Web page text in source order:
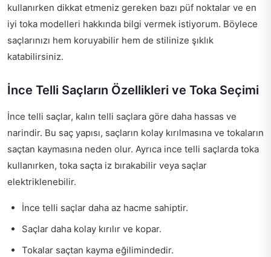
kullanırken dikkat etmeniz gereken bazı püf noktalar ve en
iyi toka modelleri hakkında bilgi vermek istiyorum. Böylece
saçlarınızı hem koruyabilir hem de stilinize şıklık
katabilirsiniz.
İnce Telli Saçların Özellikleri ve Toka Seçimi
İnce telli saçlar, kalın telli saçlara göre daha hassas ve
narindir. Bu saç yapısı, saçların kolay kırılmasına ve tokaların
saçtan kaymasına neden olur. Ayrıca ince telli saçlarda toka
kullanırken, toka saçta iz bırakabilir veya saçlar
elektriklenebilir.
İnce telli saçlar daha az hacme sahiptir.
Saçlar daha kolay kırılır ve kopar.
Tokalar saçtan kayma eğilimindedir.